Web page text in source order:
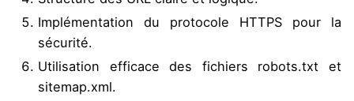
Implémentation du protocole HTTPS pour la
sécurité.
Utilisation efficace des fichiers robots.txt et
sitemap.xml.